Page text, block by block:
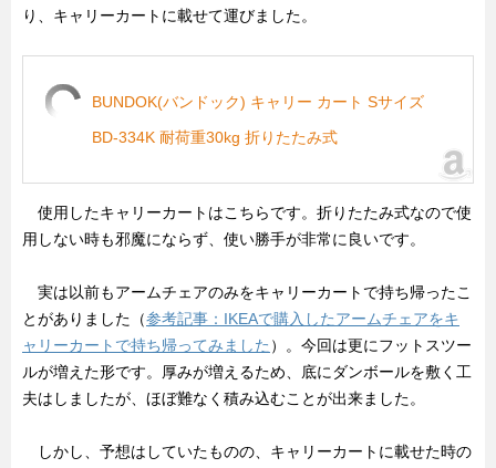
り、キャリーカートに載せて運びました。
BUNDOK(バンドック) キャリー カート Sサイズ
BD-334K 耐荷重30kg 折りたたみ式
使用したキャリーカートはこちらです。折りたたみ式なので使
用しない時も邪魔にならず、使い勝手が非常に良いです。
実は以前もアームチェアのみをキャリーカートで持ち帰ったこ
とがありました（参考記事：IKEAで購入したアームチェアをキ
ャリーカートで持ち帰ってみました ）。今回は更にフットスツー
ルが増えた形です。厚みが増えるため、底にダンボールを敷く工
夫はしましたが、ほぼ難なく積み込むことが出来ました。
しかし、予想はしていたものの、キャリーカートに載せた時の